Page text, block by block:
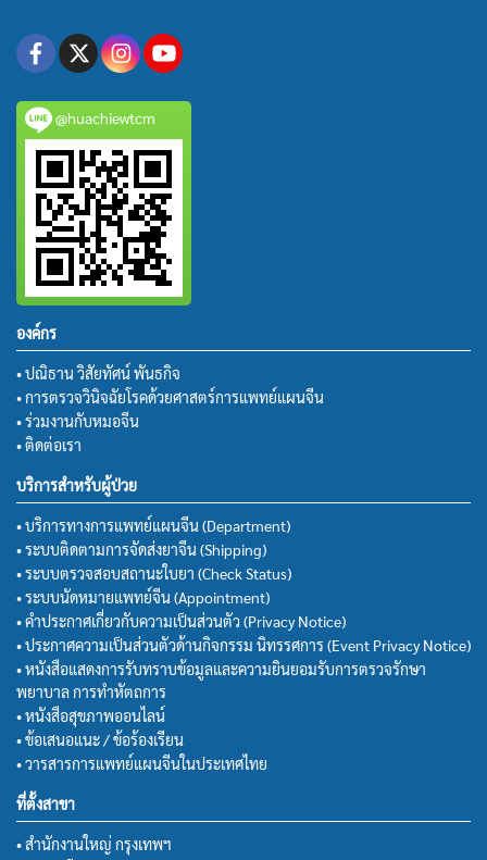
@huachiewtcm
องค์กร
• ปณิธาน วิสัยทัศน์ พันธกิจ
• การตรวจวินิจฉัยโรคด้วยศาสตร์การแพทย์แผนจีน
• ร่วมงานกับหมอจีน
• ติดต่อเรา
บริการสำหรับผู้ป่วย
• บริการทางการแพทย์แผนจีน (Department)
• ระบบติดตามการจัดส่งยาจีน (Shipping)
• ระบบตรวจสอบสถานะใบยา (Check Status)
• ระบบนัดหมายแพทย์จีน (Appointment)
• คำประกาศเกี่ยวกับความเป็นส่วนตัว (Privacy Notice)
• ประกาศความเป็นส่วนตัวด้านกิจกรรม นิทรรศการ (Event Privacy Notice)
• หนังสือแสดงการรับทราบข้อมูลและความยินยอมรับการตรวจรักษา
พยาบาล การทำหัตถการ
• หนังสือสุขภาพออนไลน์
• ข้อเสนอแนะ / ข้อร้องเรียน
• วารสารการแพทย์แผนจีนในประเทศไทย
ที่ตั้งสาขา
• สำนักงานใหญ่ กรุงเทพฯ